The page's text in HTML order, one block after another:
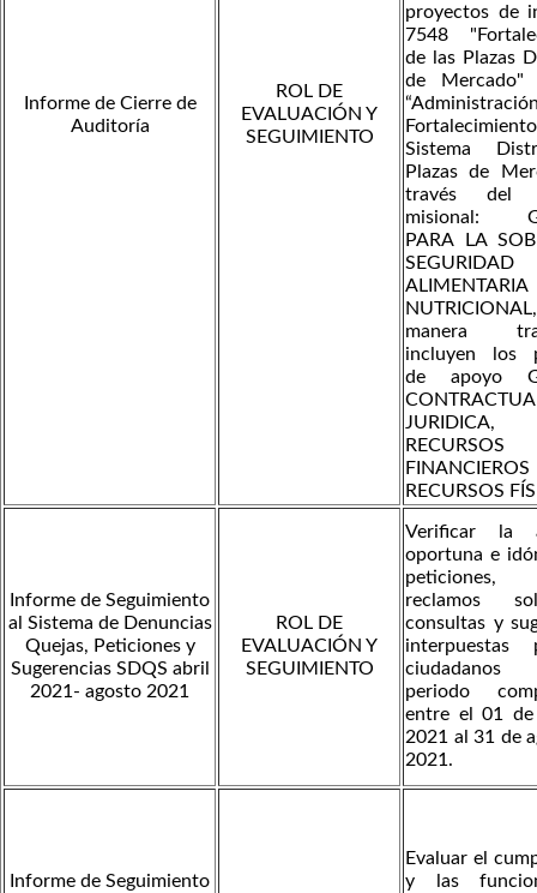
Informe de Cierre de
Auditoría
ROL DE
EVALUACIÓN Y
SEGUIMIENTO
proyectos de
7548
de las Plazas
de
Sistema
Plazas de
través del
misional:
PARA LA
SEGURIDAD
manera
incluyen los
de apoyo
RECURSOS
RECURSOS
Informe de Seguimiento
al Sistema de Denuncias
Quejas, Peticiones y
Sugerencias SDQS abril
2021- agosto 2021
ROL DE
EVALUACIÓN Y
SEGUIMIENTO
Verificar la
oportuna e
peticiones,
reclamos
consultas y
periodo
entre el 01
2021 al 31 de
2021.
Informe de Seguimiento
Evaluar el
y las